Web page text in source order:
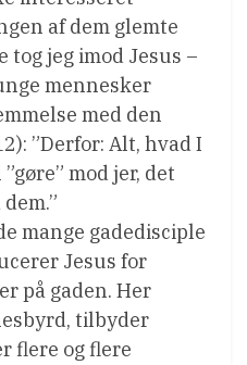
af dem glemte
tog jeg imod Jesus –
mennesker
med den
”Derfor: Alt, hvad I
mod jer, det
mange gadedisciple
Jesus for
på gaden. Her
tilbyder
flere og flere